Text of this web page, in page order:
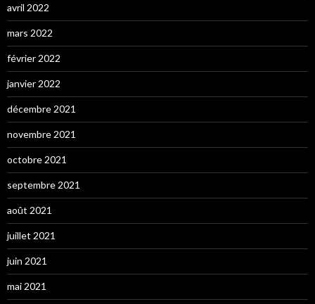
avril 2022
mars 2022
février 2022
janvier 2022
décembre 2021
novembre 2021
octobre 2021
septembre 2021
août 2021
juillet 2021
juin 2021
mai 2021